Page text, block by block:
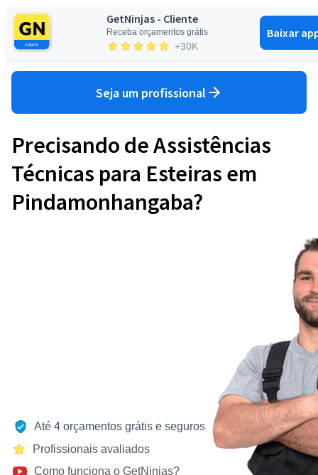
GetNinjas - Cliente
Receba orçamentos grátis
+30K
Baixar
Seja um profissional
Precisando de Assistências
Técnicas para Esteiras em
Pindamonhangaba?
Até 4 orçamentos grátis e seguros
Profissionais avaliados
Como funciona o GetNinjas?